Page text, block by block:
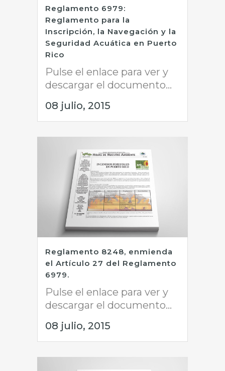
Reglamento 6979:
Reglamento para la
Inscripción, la Navegación y la
Seguridad Acuática en Puerto
Rico
Pulse el enlace para ver y
descargar el documento...
08 julio, 2015
Reglamento 8248, enmienda
el Artículo 27 del Reglamento
6979.
Pulse el enlace para ver y
descargar el documento...
08 julio, 2015